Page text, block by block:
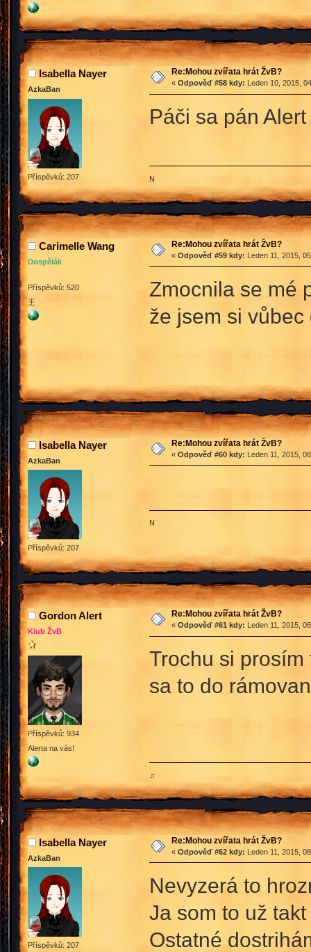
Isabella Nayer
AzkaBan
Příspěvků: 207
Re:Mohou zvířata hrát ŽvB?
« Odpověď #58 kdy: Leden 10, 2015,
Páči sa pán
N
Carimelle Wang
Dospělák
Příspěvků: 520
王
Re:Mohou zvířata hrát ŽvB?
« Odpověď #59 kdy: Leden 11, 2015,
Zmocnila se mé
že jsem si
Isabella Nayer
AzkaBan
Příspěvků: 207
Re:Mohou zvířata hrát ŽvB?
« Odpověď #60 kdy: Leden 11, 2015,
N
Gordon Alert
Klub ŽvB
Příspěvků: 934
Alerta na vás!
Re:Mohou zvířata hrát ŽvB?
« Odpověď #61 kdy: Leden 11, 2015,
Trochu si
sa to do
♫
Isabella Nayer
AzkaBan
Příspěvků: 207
Re:Mohou zvířata hrát ŽvB?
« Odpověď #62 kdy: Leden 11, 2015,
Nevyzerá to
Ja som to už
Ostatné